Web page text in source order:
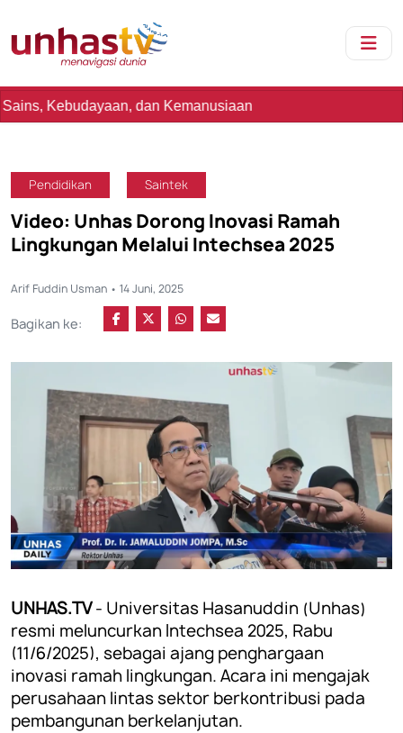
dan Kemanusiaan
Pendidikan Saintek
Video: Unhas Dorong Inovasi Ramah
Lingkungan Melalui Intechsea 2025
Arif Fuddin Usman • 14 Juni, 2025
Bagikan ke:
UNHAS.TV- Universitas Hasanuddin (Unhas)
resmi meluncurkan Intechsea 2025, Rabu
(11/6/2025), sebagai ajang penghargaan
inovasi ramah lingkungan. Acara ini mengajak
perusahaan lintas sektor berkontribusi pada
pembangunan berkelanjutan.